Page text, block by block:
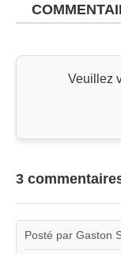
Veuillez
3
Posté par Gaston